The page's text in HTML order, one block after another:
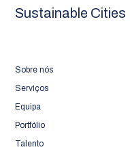
Sustainable Cities
Sobre nós
Serviços
Equipa
Portfólio
Talento